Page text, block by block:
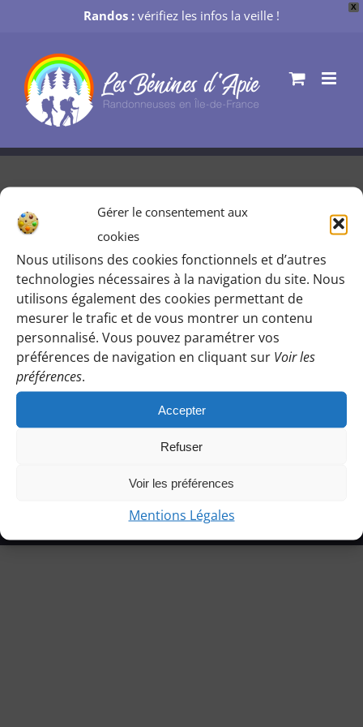
X
Randos : vérifiez les infos la veille !
Gérer le consentement aux
cookies
Nous utilisons des cookies fonctionnels et d’autres
technologies nécessaires à la navigation du site. Nous
utilisons également des cookies permettant de
mesurer le trafic et de vous montrer un contenu
personnalisé. Vous pouvez paramétrer vos
préférences de navigation en cliquant sur Voir les
préférences.
Accepter
Refuser
Voir les préférences
Mentions Légales
contenu
Sortie théâtre de Catherine VP
[NOUVEAUTÉ]
ParGaïa [ webmaster ] | 3 mars 2019
© Copyright 2021 | Les Bénines d’Apie |Mentions légales